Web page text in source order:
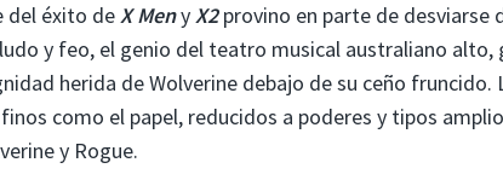
del éxito deX MenyX2provino en parte de desviarse
y feo, el genio del teatro musical australiano alto,
herida de Wolverine debajo de su ceño fruncido.
como el papel, reducidos a poderes y tipos
y Rogue.